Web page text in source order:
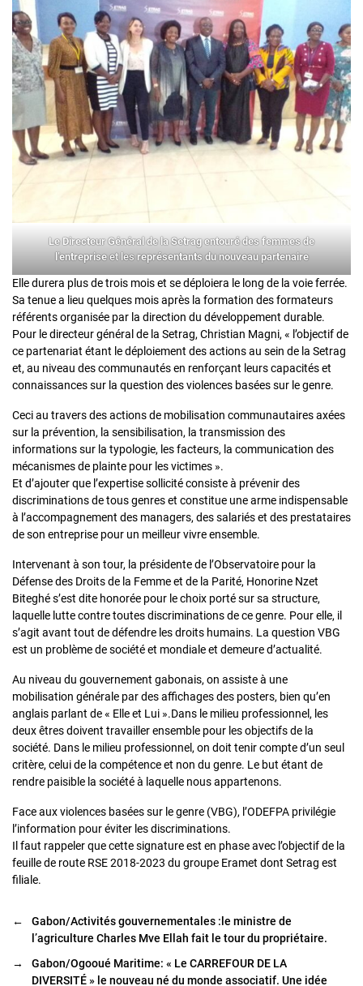
Le Directeur Général de la Setrag entouré des femmes de
l’entrepriseet lesreprésentants du nouveau partenaire
Elle durera plus de trois mois et se déploiera le long de la voie ferrée.
Sa tenue a lieu quelques mois après la formation des formateurs
référents organisée par la direction du développement durable.
Pour le directeur général de la Setrag, Christian Magni, « l’objectif de
ce partenariat étant le déploiement des actions au sein de la Setrag
et, au niveau des communautés en renforçant leurs capacités et
connaissances sur la question des violences basées sur le genre.
Ceci au travers des actions de mobilisation communautaires axées
sur la prévention, la sensibilisation, la transmission des
informations sur la typologie, les facteurs, la communication des
mécanismes de plainte pour les victimes ».
Et d’ajouter que l’expertise sollicité consiste à prévenir des
discriminations de tous genres et constitue une arme indispensable
à l’accompagnement des managers, des salariés et des prestataires
de son entreprise pour un meilleur vivre ensemble.
Intervenant à son tour, la présidente de l’Observatoire pour la
Défense des Droits de la Femme et de la Parité, Honorine Nzet
Biteghé s’est dite honorée pour le choix porté sur sa structure,
laquelle lutte contre toutes discriminations de ce genre. Pour elle, il
s’agit avant tout de défendre les droits humains. La question VBG
est un problème de société et mondiale et demeure d’actualité.
Au niveau du gouvernement gabonais, on assiste à une
mobilisation générale par des affichages des posters, bien qu’en
anglais parlant de « Elle et Lui ».Dans le milieu professionnel, les
deux êtres doivent travailler ensemble pour les objectifs de la
société. Dans le milieu professionnel, on doit tenir compte d’un seul
critère, celui de la compétence et non du genre. Le but étant de
rendre paisible la société à laquelle nous appartenons.
Face aux violences basées sur le genre (VBG), l’ODEFPA privilégie
l’information pour éviter les discriminations.
Il faut rappeler que cette signature est en phase avec l’objectif de la
feuille de route RSE 2018-2023 du groupe Eramet dont Setrag est
filiale.
←
Gabon/Activités gouvernementales :le ministre de
l’agriculture Charles Mve Ellah fait le tour du propriétaire.
→
Gabon/Ogooué Maritime: « Le CARREFOUR DE LA
DIVERSITÉ » le nouveau né du monde associatif. Une idée